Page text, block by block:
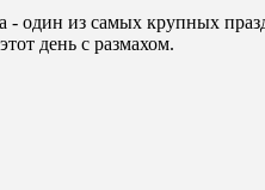
- один из самых крупных
день с размахом.